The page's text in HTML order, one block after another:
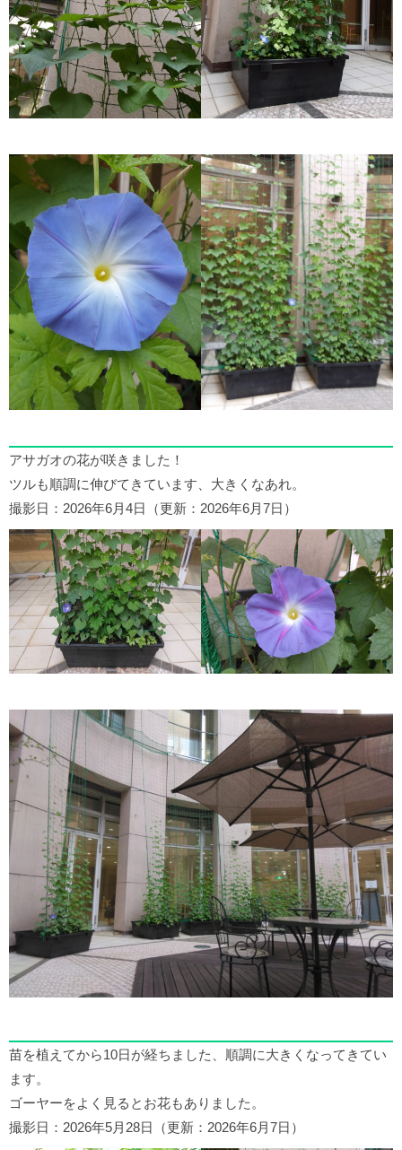
アサガオの花が咲きました！
ツルも順調に伸びてきています、大きくなあれ。
撮影日：2026年6月4日（更新：2026年6月7日）
苗を植えてから10日が経ちました、順調に大きくなってきてい
ます。
ゴーヤーをよく見るとお花もありました。
撮影日：2026年5月28日（更新：2026年6月7日）